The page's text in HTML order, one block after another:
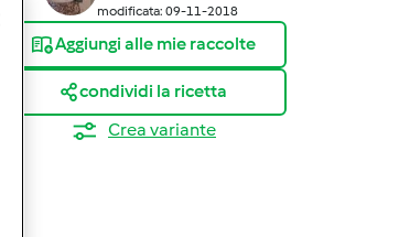
modificata: 09-11-2018
Aggiungi alle mie raccolte
condividi la ricetta
Crea variante